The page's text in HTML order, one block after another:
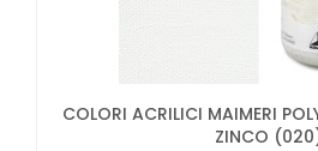
COLORI ACRILICI MAIMERI
ZINCO